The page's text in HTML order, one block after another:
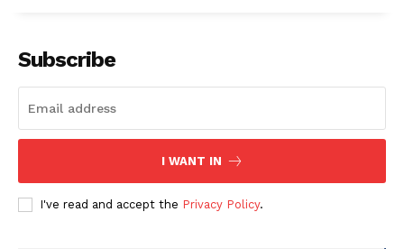
Subscribe
I WANT IN
I've read and accept the Privacy Policy.